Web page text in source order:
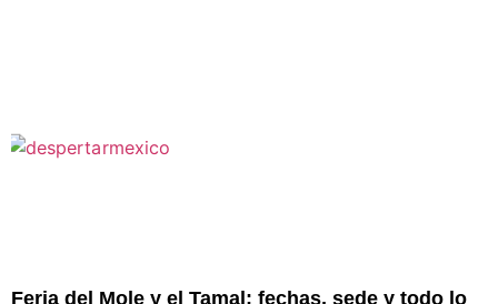
Feria del Mole y el Tamal: fechas, sede y todo lo